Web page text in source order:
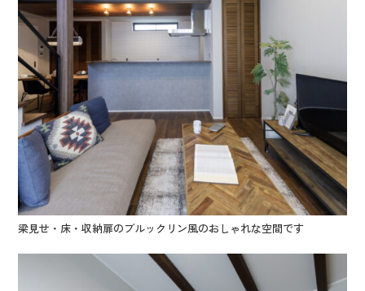
梁見せ・床・収納扉のブルックリン風のおしゃれな空間です